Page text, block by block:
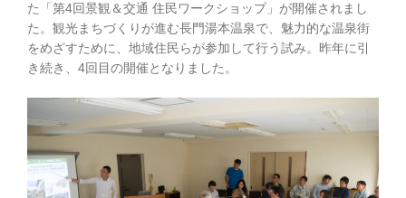
た「第4回景観＆交通 住民ワークショップ」が開催されまし
た。観光まちづくりが進む長門湯本温泉で、魅力的な温泉街
をめざすために、地域住民らが参加して行う試み。昨年に引
き続き、4回目の開催となりました。